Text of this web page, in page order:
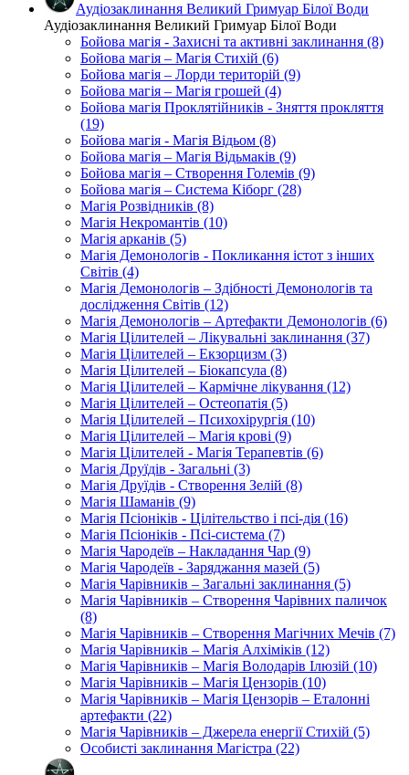
Аудіозаклинання Великий Гримуар Білої Води
Аудіозаклинання Великий Гримуар Білої Води
Бойова магія - Захисні та активні заклинання (8)
Бойова магія – Магія Стихій (6)
Бойова магія – Лорди територій (9)
Бойова магія – Магія грошей (4)
Бойова магія Проклятійників - Зняття прокляття
(19)
Бойова магія - Магія Відьом (8)
Бойова магія – Магія Відьмаків (9)
Бойова магія – Створення Големів (9)
Бойова магія – Система Кіборг (28)
Магія Розвідників (8)
Магія Некромантів (10)
Магія арканів (5)
Магія Демонологів - Покликання істот з інших
Світів (4)
Магія Демонологів – Здібності Демонологів та
дослідження Світів (12)
Магія Демонологів – Артефакти Демонологів (6)
Магія Цілителей – Лікувальні заклинання (37)
Магія Цілителей – Екзорцизм (3)
Магія Цілителей – Біокапсула (8)
Магія Цілителей – Кармічне лікування (12)
Магія Цілителей – Остеопатія (5)
Магія Цілителей – Психохірургія (10)
Магія Цілителей – Магія крові (9)
Магія Цілителей - Магія Терапевтів (6)
Магія Друїдів - Загальні (3)
Магія Друїдів - Створення Зелій (8)
Магія Шаманів (9)
Магія Псіоніків - Цілітельство і псі-дія (16)
Магія Псіоніків - Псі-система (7)
Магія Чародеїв – Накладання Чар (9)
Магія Чародеїв - Заряджання мазей (5)
Магія Чарівників – Загальні заклинання (5)
Магія Чарівників – Створення Чарівних паличок
(8)
Магія Чарівників – Створення Магічних Мечів (7)
Магія Чарівників – Магія Алхіміків (12)
Магія Чарівників – Магія Володарів Ілюзій (10)
Магія Чарівників – Магія Цензорів (10)
Магія Чарівників – Магія Цензорів – Еталонні
артефакти (22)
Магія Чарівників – Джерела енергії Стихій (5)
Особисті заклинання Магістра (22)